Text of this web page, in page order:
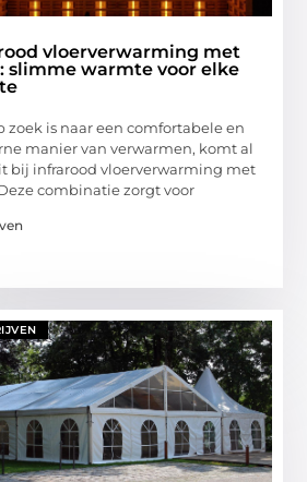
vloerverwarming met
slimme warmte voor elke
zoek is naar een comfortabele en
manier van verwarmen, komt al
bij infrarood vloerverwarming met
combinatie zorgt voor